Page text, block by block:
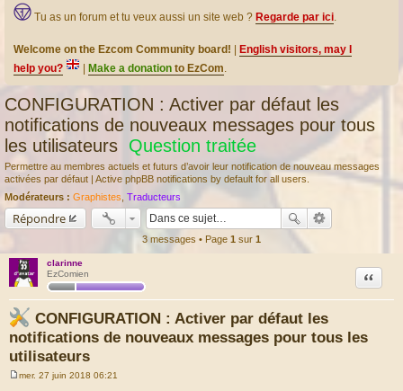
Tu as un forum et tu veux aussi un site web ? Regarde par ici.
Welcome on the Ezcom Community board!
English visitors, may I
help you?
Make a donation to EzCom.
CONFIGURATION : Activer par défaut les
notifications de nouveaux messages pour tous
les utilisateurs Question traitée
Permettre au membres actuels et futurs d’avoir leur notification de nouveau messages
activées par défaut | Active phpBB notifications by default for all users.
Modérateurs : Graphistes Traducteurs
Répondre
3 messages • Page 1 sur 1
clarinne
EzComien
CONFIGURATION : Activer par défaut les
notifications de nouveaux messages pour tous les
utilisateurs
Citation
mer. 27 juin 2018 06:21